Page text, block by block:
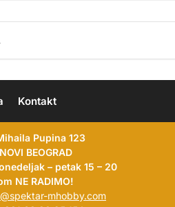
Kontakt
Pupina 123
BEOGRAD
– petak 15 – 20
NE RADIMO!
mhobby.com